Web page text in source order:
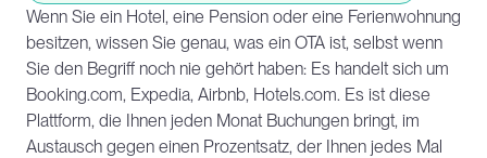
Wenn Sie ein Hotel, eine Pension oder eine Ferienwohnung
besitzen, wissen Sie genau, was ein OTA ist, selbst wenn
Sie den Begriff noch nie gehört haben: Es handelt sich um
Booking.com, Expedia, Airbnb, Hotels.com. Es ist diese
Plattform, die Ihnen jeden Monat Buchungen bringt, im
Austausch gegen einen Prozentsatz, der Ihnen jedes Mal